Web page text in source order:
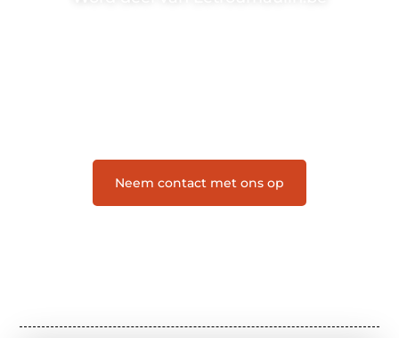
Neem contact met ons op